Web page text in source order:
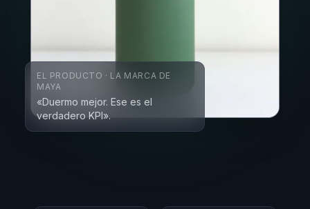
EL PRODUCTO · LA MARCA DE
MAYA
«Duermo mejor. Ese es el
verdadero KPI».